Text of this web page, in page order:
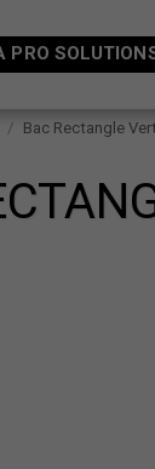
PRO
Bac Rectangle